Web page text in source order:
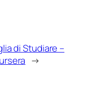
di Studiare –
→